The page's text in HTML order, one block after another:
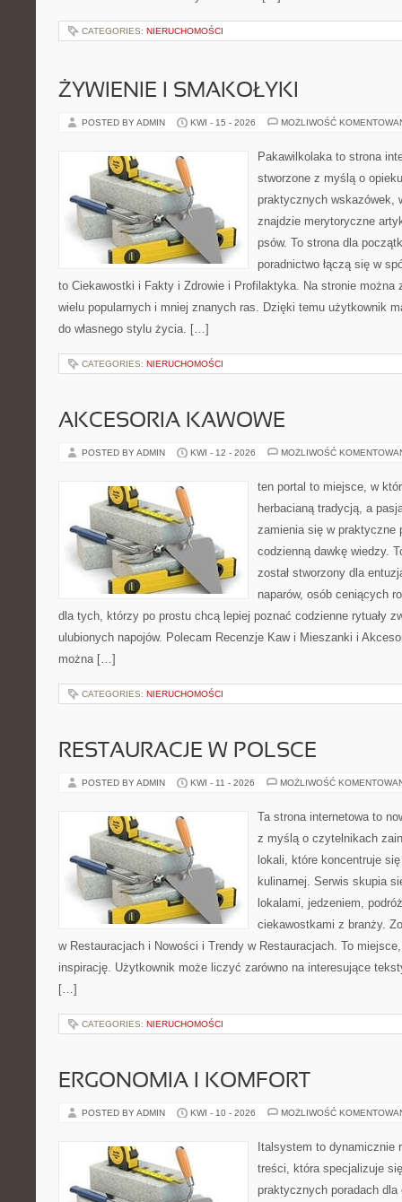
CATEGORIES: NIERUCHOMOŚCI
ŻYWIENIE I SMAKOŁYKI
POSTED BY ADMIN KWI - 15 - 2026 MOŻLIWOŚĆ
Pakawilkolaka to strona
stworzone z myślą o
praktycznych wskazówek,
znajdzie merytoryczne
psów. To strona dla
poradnictwo łączą się w
to Ciekawostki i Fakty i Zdrowie i Profilaktyka. Na stronie można
wielu popularnych i mniej znanych ras. Dzięki temu użytkownik
do własnego stylu życia. […]
CATEGORIES: NIERUCHOMOŚCI
AKCESORIA KAWOWE
POSTED BY ADMIN KWI - 12 - 2026 MOŻLIWOŚĆ
ten portal to miejsce, w
herbacianą tradycją, a
zamienia się w praktyczne
codzienną dawkę wiedzy.
został stworzony dla
naparów, osób ceniących
dla tych, którzy po prostu chcą lepiej poznać codzienne rytuały
ulubionych napojów. Polecam Recenzje Kaw i Mieszanki i
można […]
CATEGORIES: NIERUCHOMOŚCI
RESTAURACJE W POLSCE
POSTED BY ADMIN KWI - 11 - 2026 MOŻLIWOŚĆ
Ta strona internetowa to
z myślą o czytelnikach
lokali, które koncentruje
kulinarnej. Serwis skupia
lokalami, jedzeniem,
ciekawostkami z branży.
w Restauracjach i Nowości i Trendy w Restauracjach. To
inspirację. Użytkownik może liczyć zarówno na interesujące
[…]
CATEGORIES: NIERUCHOMOŚCI
ERGONOMIA I KOMFORT
POSTED BY ADMIN KWI - 10 - 2026 MOŻLIWOŚĆ
Italsystem to dynamicznie
treści, która specjalizuje
praktycznych poradach